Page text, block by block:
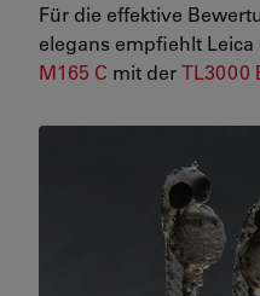
Für die effektive
elegans empfiehlt
M165 C mit derTL3000